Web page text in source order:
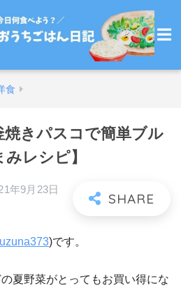
食
きパスコで簡単ブル
レシピ】
年9月23日
)です。
夏野菜がとってもお買い得にな